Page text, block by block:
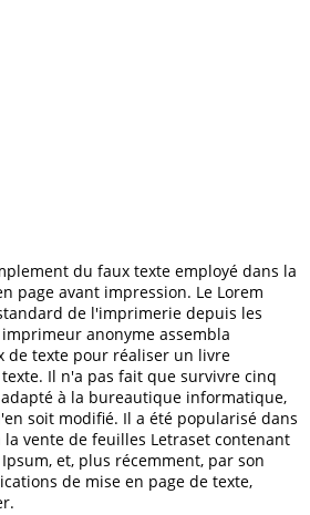
du faux texte employé dans la
page avant impression. Le Lorem
de l'imprimerie depuis les
anonyme assembla
de texte pour réaliser un livre
Il n'a pas fait que survivre cinq
à la bureautique informatique,
soit modifié. Il a été popularisé dans
la vente de feuilles Letraset contenant
et, plus récemment, par son
de mise en page de texte,